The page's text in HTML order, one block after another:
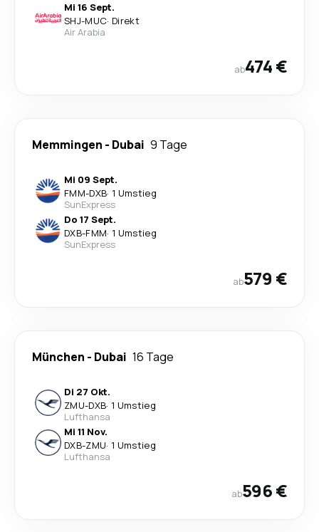
Mi 16 Sept.
SHJ-MUC· Direkt
Air Arabia
ab474 €
Memmingen - Dubai 9 Tage
Mi 09 Sept.
FMM-DXB· 1 Umstieg
SunExpress
Do 17 Sept.
DXB-FMM· 1 Umstieg
SunExpress
ab579 €
München - Dubai 16 Tage
Di 27 Okt.
ZMU-DXB· 1 Umstieg
Lufthansa
Mi 11 Nov.
DXB-ZMU· 1 Umstieg
Lufthansa
ab596 €